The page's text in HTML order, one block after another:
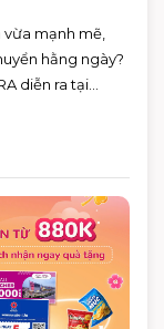
mạnh mẽ,
hằng ngày?
diễn ra tại
đăng ký lái